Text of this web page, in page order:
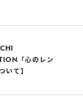
「心のレン
いて】